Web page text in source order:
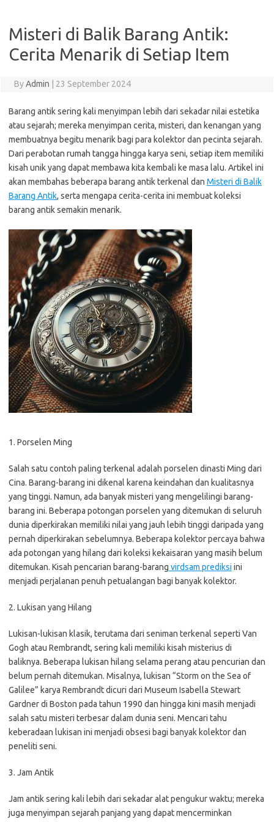
Misteri di Balik Barang Antik:
Cerita Menarik di Setiap Item
ByAdmin 23 September 2024
Barang antik sering kali menyimpan lebih dari sekadar nilai estetika
atau sejarah; mereka menyimpan cerita, misteri, dan kenangan yang
membuatnya begitu menarik bagi para kolektor dan pecinta sejarah.
Dari perabotan rumah tangga hingga karya seni, setiap item memiliki
kisah unik yang dapat membawa kita kembali ke masa lalu. Artikel ini
akan membahas beberapa barang antik terkenal dan Misteri di Balik
Barang Antik, serta mengapa cerita-cerita ini membuat koleksi
barang antik semakin menarik.
1. Porselen Ming
Salah satu contoh paling terkenal adalah porselen dinasti Ming dari
Cina. Barang-barang ini dikenal karena keindahan dan kualitasnya
yang tinggi. Namun, ada banyak misteri yang mengelilingi barang-
barang ini. Beberapa potongan porselen yang ditemukan di seluruh
dunia diperkirakan memiliki nilai yang jauh lebih tinggi daripada yang
pernah diperkirakan sebelumnya. Beberapa kolektor percaya bahwa
ada potongan yang hilang dari koleksi kekaisaran yang masih belum
ditemukan. Kisah pencarian barang-barang virdsam prediksi ini
menjadi perjalanan penuh petualangan bagi banyak kolektor.
2. Lukisan yang Hilang
Lukisan-lukisan klasik, terutama dari seniman terkenal seperti Van
Gogh atau Rembrandt, sering kali memiliki kisah misterius di
baliknya. Beberapa lukisan hilang selama perang atau pencurian dan
belum pernah ditemukan. Misalnya, lukisan “Storm on the Sea of
Galilee” karya Rembrandt dicuri dari Museum Isabella Stewart
Gardner di Boston pada tahun 1990 dan hingga kini masih menjadi
salah satu misteri terbesar dalam dunia seni. Mencari tahu
keberadaan lukisan ini menjadi obsesi bagi banyak kolektor dan
peneliti seni.
3. Jam Antik
Jam antik sering kali lebih dari sekadar alat pengukur waktu; mereka
juga menyimpan sejarah panjang yang dapat mencerminkan